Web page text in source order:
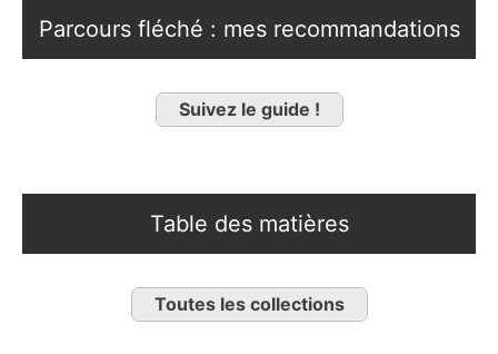
Parcours fléché : mes recommandations
Suivez le guide !
Table des matières
Toutes les collections